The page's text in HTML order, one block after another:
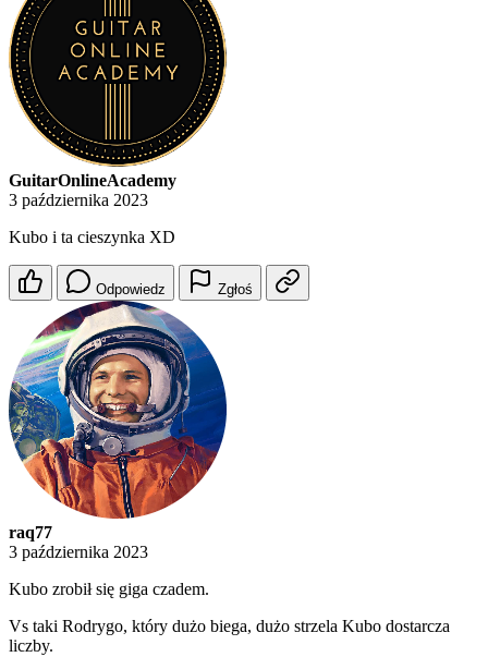
GuitarOnlineAcademy
3 października 2023
Kubo i ta cieszynka XD
Odpowiedz Zgłoś
raq77
3 października 2023
Kubo zrobił się giga czadem.
Vs taki Rodrygo, który dużo biega, dużo strzela Kubo dostarcza
liczby.